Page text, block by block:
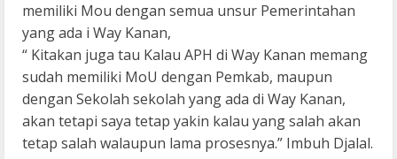
memiliki Mou dengan semua unsur Pemerintahan
yang ada i Way Kanan,
“ Kitakan juga tau Kalau APH di Way Kanan memang
sudah memiliki MoU dengan Pemkab, maupun
dengan Sekolah sekolah yang ada di Way Kanan,
akan tetapi saya tetap yakin kalau yang salah akan
tetap salah walaupun lama prosesnya.” Imbuh Djalal.